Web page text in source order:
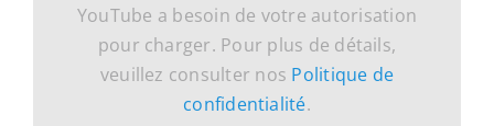
YouTube a besoin de votre autorisation
pour charger. Pour plus de détails,
veuillez consulter nos Politique de
confidentialité.